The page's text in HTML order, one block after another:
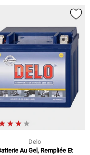
Delo
Au Gel, Rempliée Et